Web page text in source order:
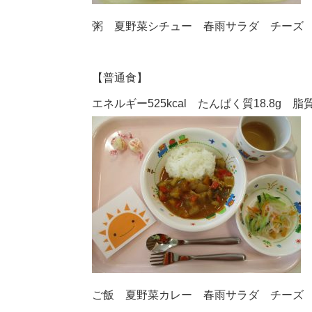
粥 夏野菜シチュー 春雨サラダ チーズ
【普通食】
エネルギー525kcal たんぱく質18.8g 脂
ご飯 夏野菜カレー 春雨サラダ チーズ